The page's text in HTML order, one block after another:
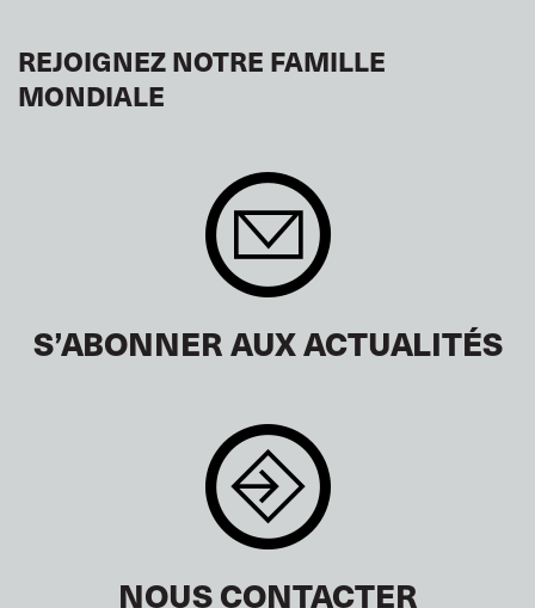
REJOIGNEZ NOTRE FAMILLE
MONDIALE
S’ABONNER AUX ACTUALITÉS
NOUS CONTACTER